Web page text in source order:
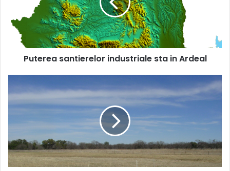
Puterea santierelor industriale sta in Ardeal
timp
unei
de
20.000mp